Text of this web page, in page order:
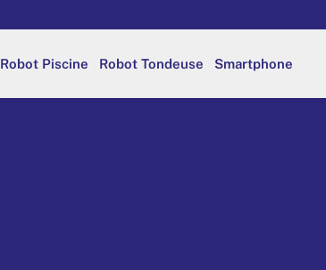
Robot Piscine Robot Tondeuse Smartphone